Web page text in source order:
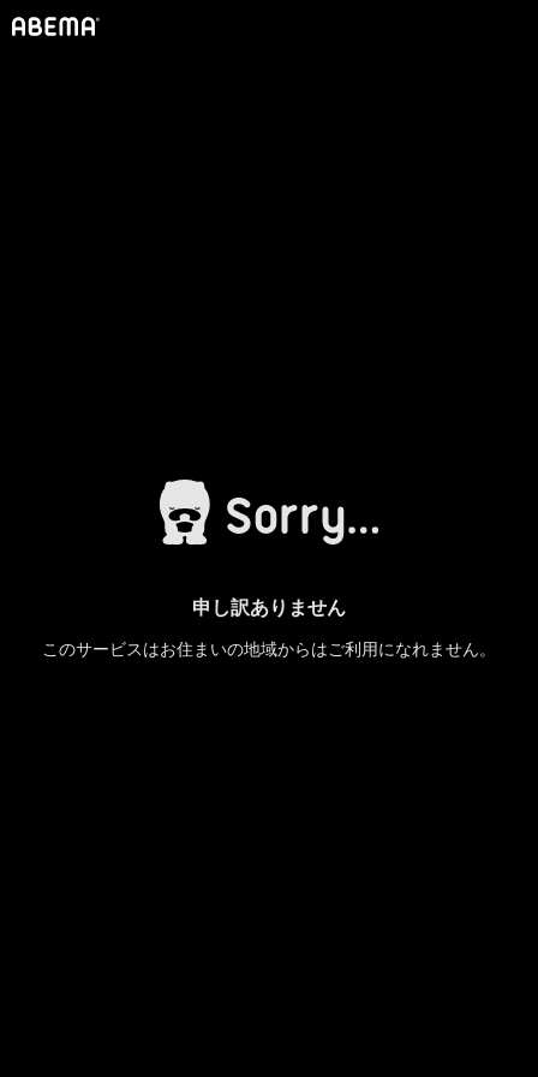
申し訳ありません
このサービスはお住まいの地域からはご利用になれません。